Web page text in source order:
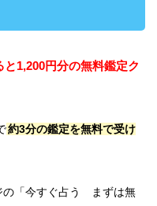
1,200円分の無料鑑定ク
約3分の鑑定を無料で受け
の「今すぐ占う まずは無